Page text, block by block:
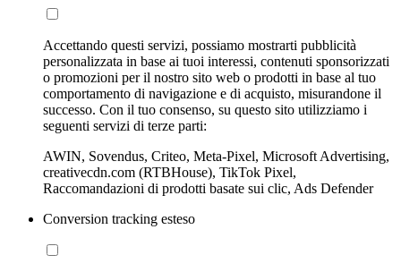
Accettando questi servizi, possiamo mostrarti pubblicità
personalizzata in base ai tuoi interessi, contenuti sponsorizzati
o promozioni per il nostro sito web o prodotti in base al tuo
comportamento di navigazione e di acquisto, misurandone il
successo. Con il tuo consenso, su questo sito utilizziamo i
seguenti servizi di terze parti:
AWIN, Sovendus, Criteo, Meta-Pixel, Microsoft Advertising,
creativecdn.com (RTBHouse), TikTok Pixel,
Raccomandazioni di prodotti basate sui clic, Ads Defender
Conversion tracking esteso